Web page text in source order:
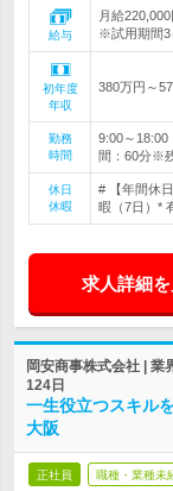
給与
月給
※試用期間3
初年度
年収
380万円～
勤務
時間
9:00～18:00
間：60分※
休日
休暇
# 【年間休
暇（7日）*
求人詳細
岡安商事株式会社 |
124日
一生役立つスキル
大阪
正社員 職種・業種未